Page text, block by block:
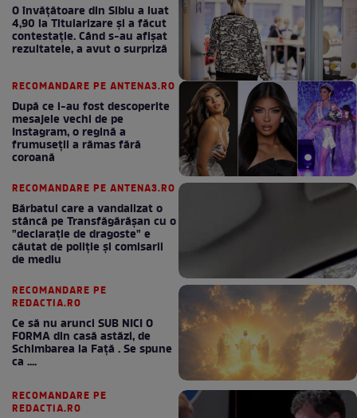
O învățătoare din Sibiu a luat
4,90 la Titularizare și a făcut
contestație. Când s-au afișat
rezultatele, a avut o surpriză
RECOMANDARE PE ANTENA3.RO
După ce i-au fost descoperite
mesajele vechi de pe
Instagram, o regină a
frumuseții a rămas fără
coroană
RECOMANDARE PE ANTENA3.RO
Bărbatul care a vandalizat o
stâncă pe Transfăgărășan cu o
"declaraţie de dragoste" e
căutat de poliție și comisarii
de mediu
RECOMANDARE PE
REDACTIA.RO
Ce să nu arunci SUB NICI O
FORMA din casă astăzi, de
Schimbarea la Față . Se spune
ca ....
RECOMANDARE PE
REDACTIA.RO